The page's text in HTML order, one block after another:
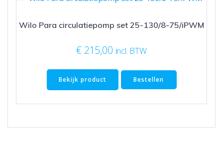
Wilo Para circulatiepomp set 25-130/8-75/iPWM
€ 215,00 incl. BTW
Bekijk product Bestellen